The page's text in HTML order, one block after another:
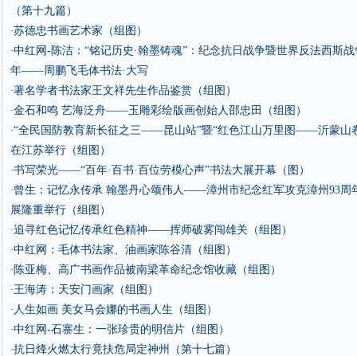
（第十九篇）
·苏德忠书画艺术家（组图）
·中红网-陈洁：“铭记历史·翰墨铸魂”：纪念抗日战争暨世界反法西斯
年——周鹏飞毛体书法·大写
·著名学者书法家王文祥先生作品鉴赏（组图）
·金石和鸣 艺海泛舟——玉雕彩绘版画创始人邵忠田（组图）
·“全民国防教育新长征之三——昆山站”暨“红色江山万里图——沂蒙山
在江苏举行（组图）
·书写荣光——“百年·百书·百位劳模心声”书法大展开幕（图）
·曾生：记忆永传承 翰墨丹心颂伟人——漳州市纪念红军攻克漳州93周
展隆重举行（组图）
·追寻红色记忆传承红色精神——挥师破雾闯雄关（组图）
·中红网：毛体书法家、油画家陈谷清（组图）
· 陈亚梅、高广书画作品被南梁革命纪念馆收藏（组图）
·王海涛：天安门画家（组图）
· 人生如画 美女马会娜的书画人生（组图）
·中红网-石寨生：一张珍贵的明信片（组图）
·抗日烽火燃太行竟扶危局定神州（第十七篇）